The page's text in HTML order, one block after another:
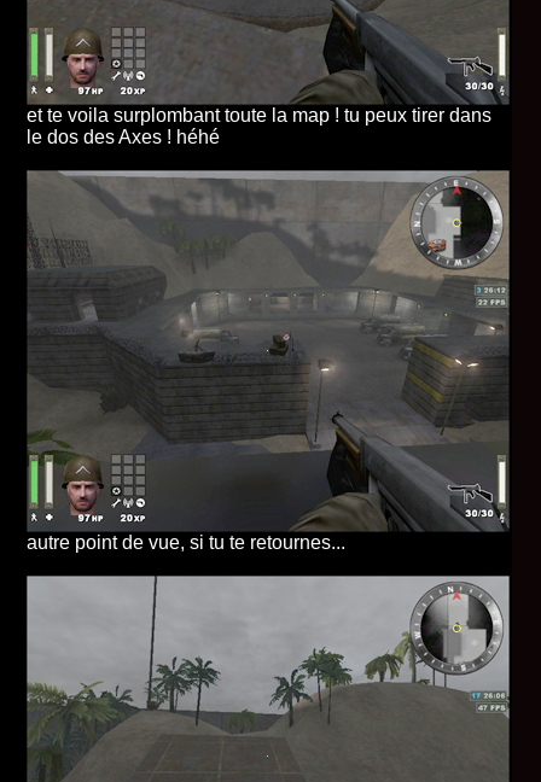
et te voila surplombant toute la map ! tu peux tirer dans
le dos des Axes ! héhé
autre point de vue, si tu te retournes...